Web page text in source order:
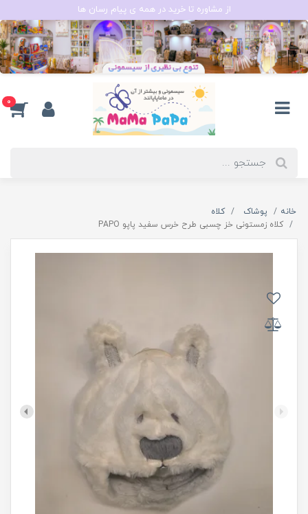
از مشاوره تا خرید در همه ی پیام رسان ها
0
خانه پوشاک
کلاه
کلاه زمستونی خز چسبی طرح خرس سفید پاپو PAPO